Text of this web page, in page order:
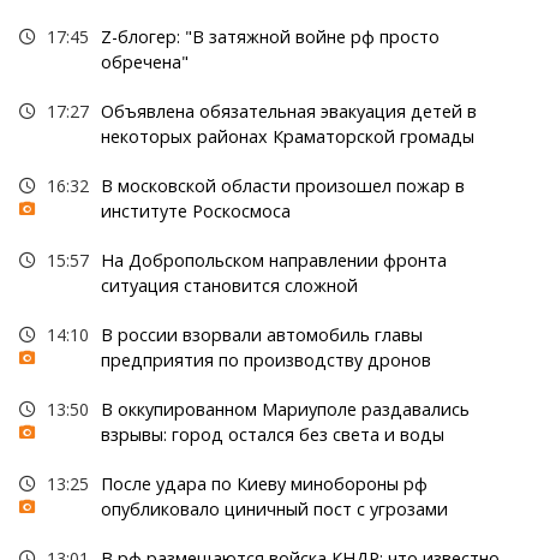
17:45
Z-блогер: "В затяжной войне рф просто
обречена"
17:27 Объявлена обязательная эвакуация детей в
некоторых районах Краматорской громады
16:32
В московской области произошел пожар в
институте Роскосмоса
15:57 На Добропольском направлении фронта
ситуация становится сложной
14:10
В россии взорвали автомобиль главы
предприятия по производству дронов
13:50
В оккупированном Мариуполе раздавались
взрывы: город остался без света и воды
13:25
После удара по Киеву минобороны рф
опубликовало циничный пост с угрозами